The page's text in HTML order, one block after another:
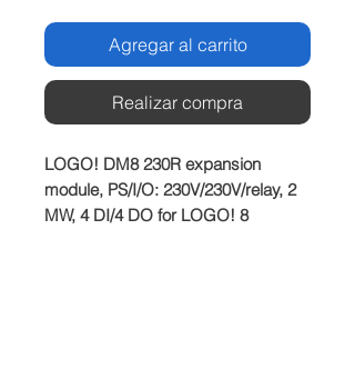
Agregar al carrito
Realizar compra
LOGO! DM8 230R expansion
module, PS/I/O: 230V/230V/relay, 2
MW, 4 DI/4 DO for LOGO! 8